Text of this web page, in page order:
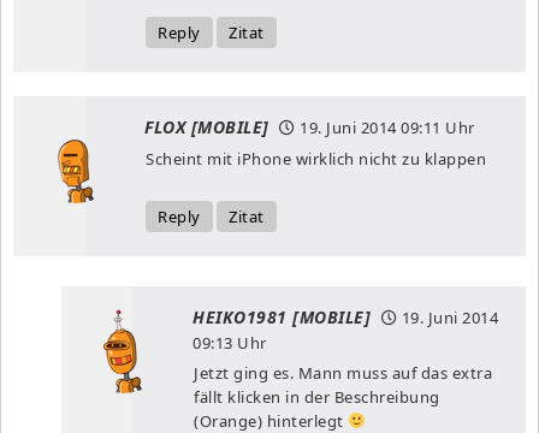
Reply Zitat
FLOX [MOBILE] 19. Juni 201409:11 Uhr
Scheint mit iPhone wirklich nicht zu klappen
Reply Zitat
HEIKO1981 [MOBILE]
19. Juni 2014
09:13 Uhr
Jetzt ging es. Mann muss auf das extra
fällt klicken in der Beschreibung
(Orange) hinterlegt